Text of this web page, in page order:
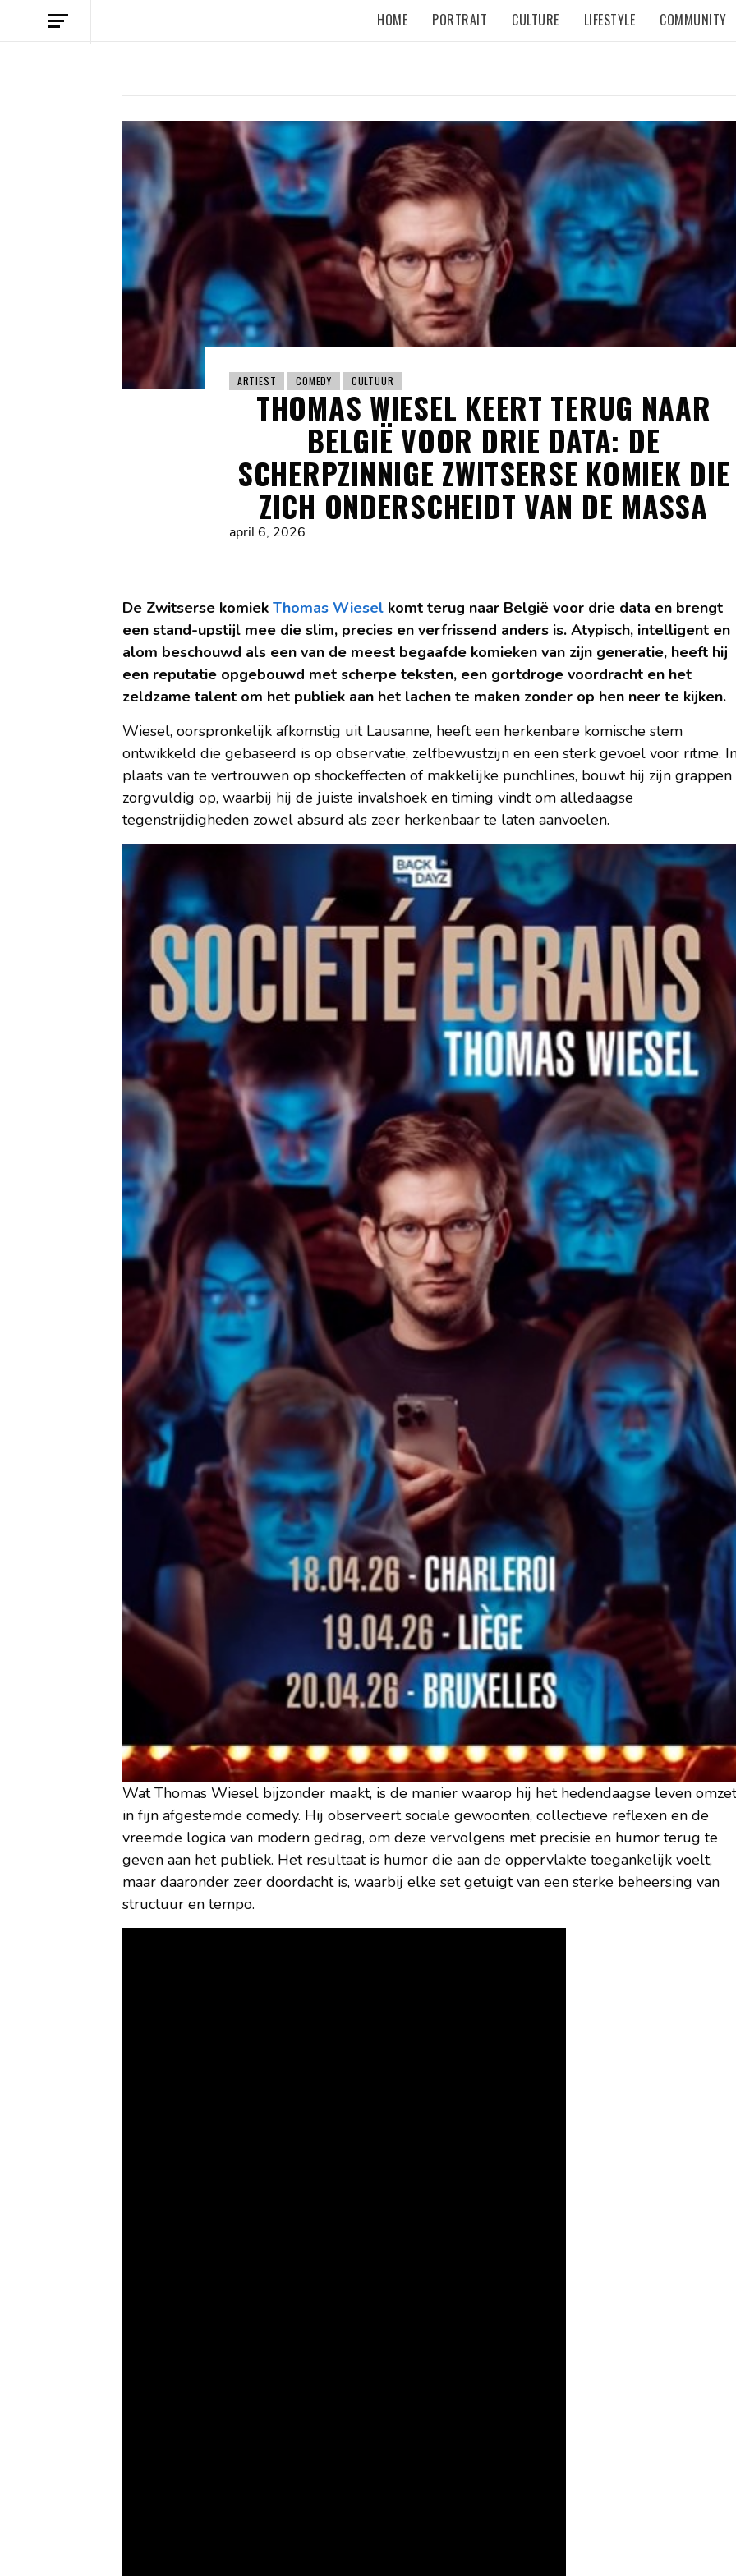
HOME PORTRAIT CULTURE LIFESTYLE COMMUNITY
ARTIEST COMEDY CULTUUR
THOMAS WIESEL KEERT TERUG NAAR
BELGIË VOOR DRIE DATA: DE
SCHERPZINNIGE ZWITSERSE KOMIEK DIE
ZICH ONDERSCHEIDT VAN DE MASSA
april 6, 2026
De Zwitserse komiek Thomas Wieselkomt terug naar België voor drie data en brengt
een stand-upstijl mee die slim, precies en verfrissend anders is. Atypisch, intelligent en
alom beschouwd als een van de meest begaafde komieken van zijn generatie, heeft hij
een reputatie opgebouwd met scherpe teksten, een gortdroge voordracht en het
zeldzame talent om het publiek aan het lachen te maken zonder op hen neer te kijken.
Wiesel, oorspronkelijk afkomstig uit Lausanne, heeft een herkenbare komische stem
ontwikkeld die gebaseerd is op observatie, zelfbewustzijn en een sterk gevoel voor ritme.
plaats van te vertrouwen op shockeffecten of makkelijke punchlines, bouwt hij zijn grappen
zorgvuldig op, waarbij hij de juiste invalshoek en timing vindt om alledaagse
tegenstrijdigheden zowel absurd als zeer herkenbaar te laten aanvoelen.
Wat Thomas Wiesel bijzonder maakt, is de manier waarop hij het hedendaagse leven omzet
in fijn afgestemde comedy. Hij observeert sociale gewoonten, collectieve reflexen en de
vreemde logica van modern gedrag, om deze vervolgens met precisie en humor terug te
geven aan het publiek. Het resultaat is humor die aan de oppervlakte toegankelijk voelt,
maar daaronder zeer doordacht is, waarbij elke set getuigt van een sterke beheersing van
structuur en tempo.